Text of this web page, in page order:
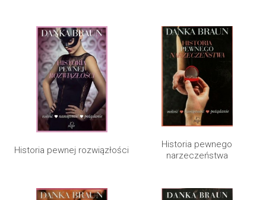
Historia pewnej rozwiązłości
Historia pewnego
narzeczeństwa